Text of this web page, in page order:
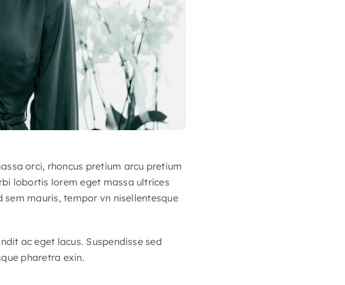
orci, rhoncus pretium arcu pretium
lobortis lorem eget massa ultrices
mauris, tempor vn nisellentesque
ac eget lacus. Suspendisse sed
pharetra exin.